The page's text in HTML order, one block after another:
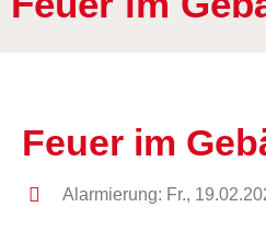
Feuer im
Alarmierung: Fr.,